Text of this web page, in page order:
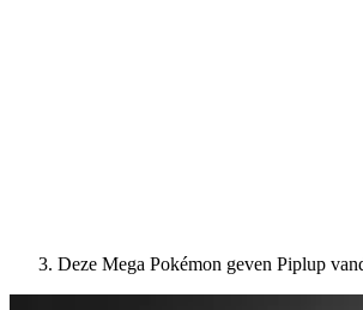
Deze Mega Pokémon geven Piplup